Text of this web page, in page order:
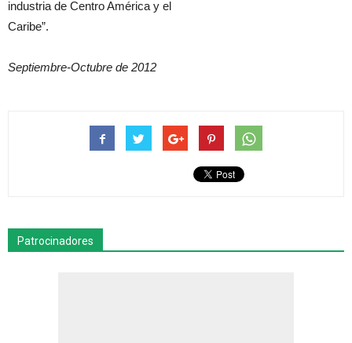
industria de Centro América y el
Caribe”.
Septiembre-Octubre de 2012
Patrocinadores